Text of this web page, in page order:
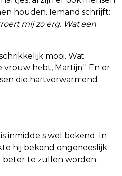
houden. Iemand schrijft:
mij zo erg. Wat een
mooi. Wat
vrouw hebt, Martijn.'' En er
die hartverwarmend
inmiddels wel bekend. In
hij bekend ongeneeslijk
beter te zullen worden.